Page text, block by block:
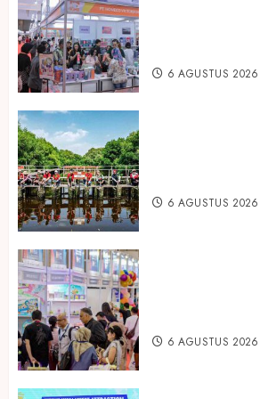
6 AGUSTUS 2026
6 AGUSTUS 2026
6 AGUSTUS 2026